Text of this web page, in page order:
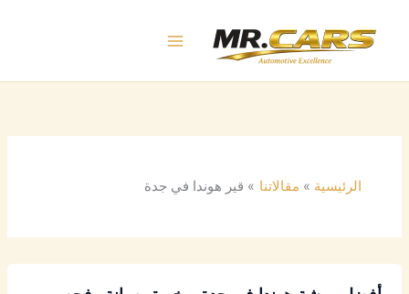
المحتوى
الرئيسية مقالاتنا قير هوندا في جدة